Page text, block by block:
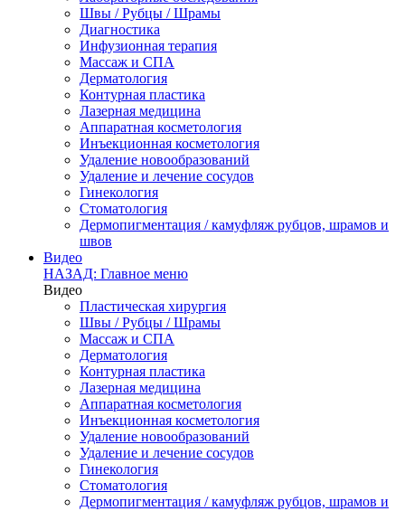
Швы / Рубцы / Шрамы
Диагностика
Инфузионная терапия
Массаж и СПА
Дерматология
Контурная пластика
Лазерная медицина
Аппаратная косметология
Инъекционная косметология
Удаление новообразований
Удаление и лечение сосудов
Гинекология
Стоматология
Дермопигментация / камуфляж рубцов, шрамов и
швов
Видео
НАЗАД: Главное меню
Видео
Пластическая хирургия
Швы / Рубцы / Шрамы
Массаж и СПА
Дерматология
Контурная пластика
Лазерная медицина
Аппаратная косметология
Инъекционная косметология
Удаление новообразований
Удаление и лечение сосудов
Гинекология
Стоматология
Дермопигментация / камуфляж рубцов, шрамов и